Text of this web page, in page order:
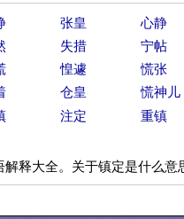
张皇 心静
失措 宁帖
惶遽 慌张
仓皇 慌神儿
注定 重镇
解释大全。关于镇定是什么意